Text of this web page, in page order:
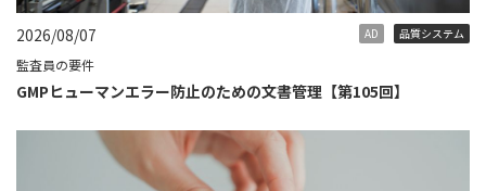
2026/08/07 AD 品質システム
監査員の要件
GMPヒューマンエラー防止のための文書管理【第105回】